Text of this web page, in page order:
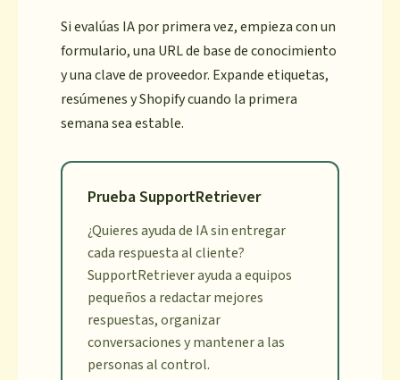
Si evalúas IA por primera vez, empieza con un
formulario, una URL de base de conocimiento
y una clave de proveedor. Expande etiquetas,
resúmenes y Shopify cuando la primera
semana sea estable.
Prueba SupportRetriever
¿Quieres ayuda de IA sin entregar
cada respuesta al cliente?
SupportRetriever ayuda a equipos
pequeños a redactar mejores
respuestas, organizar
conversaciones y mantener a las
personas al control.